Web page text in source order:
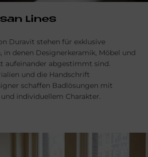
Li­nes
Duravit stehen für exklusive
in denen Designerkeramik, Möbel und
aufeinander abgestimmt sind.
und die Handschrift
schaffen Badlösungen mit
individuellem Charakter.